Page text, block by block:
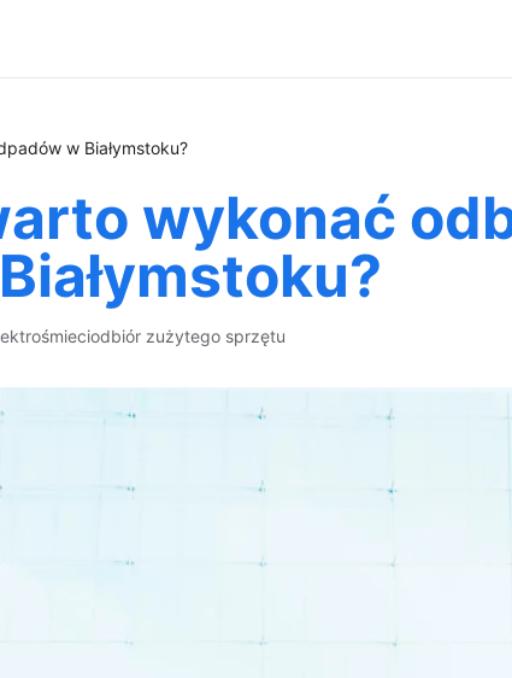
w Białymstoku?
wykonać
odbiór zużytego sprzętu